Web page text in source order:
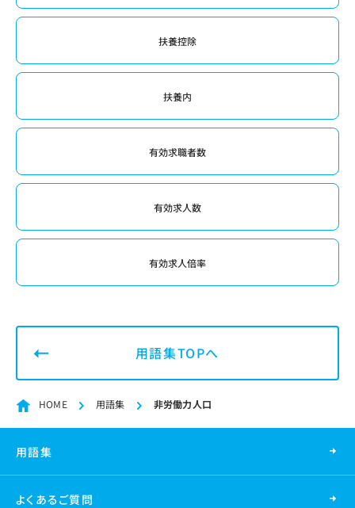
扶養控除
扶養内
有効求職者数
有効求人数
有効求人倍率
用語集TOPへ
HOME 用語集 非労働力人口
用語集
よくあるご質問